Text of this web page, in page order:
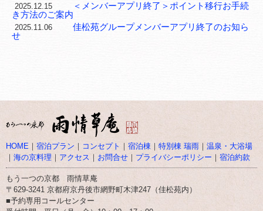
2025.12.15
＜メンバーアプリ終了＞ポイント移行お手続
き方法のご案内
2025.11.06
佳松苑グループメンバーアプリ終了のお知ら
せ
HOME ｜ 宿泊プラン ｜ コンセプト ｜ 宿泊棟 ｜ 特別棟 瑞雨 ｜ 温泉・大浴場
｜ 海の京料理 ｜ アクセス ｜ お問合せ ｜ プライバシーポリシー ｜ 宿泊約款
もう一つの京都 雨情草庵
〒629-3241 京都府京丹後市網野町木津247（佳松苑内）
■予約専用コールセンター